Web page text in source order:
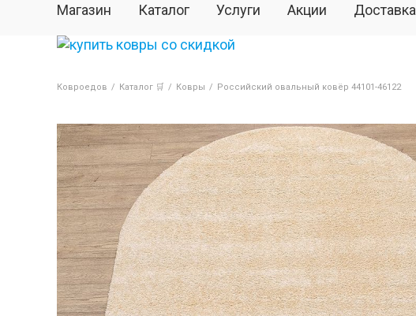
Магазин Каталог Услуги Акции Доставка
Ковроедов / Каталог 🛒 / Ковры / Российский овальный ковёр 44101-46122